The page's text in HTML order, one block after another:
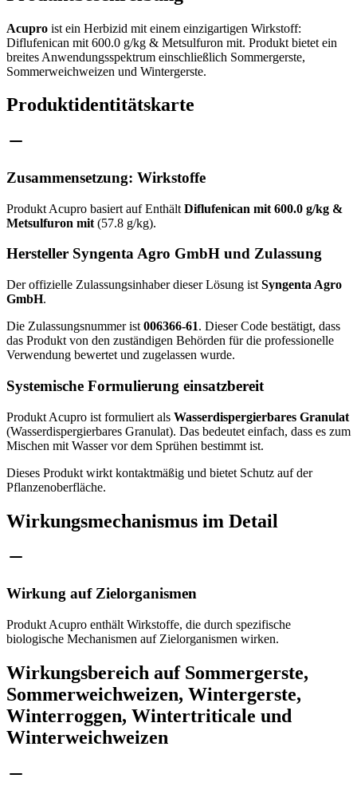
Acupro ist ein Herbizid mit einem einzigartigen Wirkstoff:
Diflufenican mit 600.0 g/kg & Metsulfuron mit. Produkt bietet ein
breites Anwendungsspektrum einschließlich Sommergerste,
Sommerweichweizen und Wintergerste.
Produktidentitätskarte
Zusammensetzung: Wirkstoffe
Produkt Acupro basiert auf Enthält Diflufenican mit 600.0 g/kg &
Metsulfuron mit (57.8 g/kg).
Hersteller Syngenta Agro GmbH und Zulassung
Der offizielle Zulassungsinhaber dieser Lösung ist Syngenta Agro
GmbH.
Die Zulassungsnummer ist 006366-61. Dieser Code bestätigt, dass
das Produkt von den zuständigen Behörden für die professionelle
Verwendung bewertet und zugelassen wurde.
Systemische Formulierung einsatzbereit
Produkt Acupro ist formuliert als Wasserdispergierbares Granulat
(Wasserdispergierbares Granulat). Das bedeutet einfach, dass es zum
Mischen mit Wasser vor dem Sprühen bestimmt ist.
Dieses Produkt wirkt kontaktmäßig und bietet Schutz auf der
Pflanzenoberfläche.
Wirkungsmechanismus im Detail
Wirkung auf Zielorganismen
Produkt Acupro enthält Wirkstoffe, die durch spezifische
biologische Mechanismen auf Zielorganismen wirken.
Wirkungsbereich auf Sommergerste,
Sommerweichweizen, Wintergerste,
Winterroggen, Wintertriticale und
Winterweichweizen